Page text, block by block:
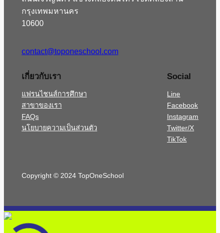
กรุงเทพมหานคร
10600
contact@toponeschool.com
เกี่ยวกับเรา
แฟรนไชนส์การศึกษา
สาขาของเรา
FAQs
นโยบายความเป็นส่วนตัว
Social
Line
Facebook
Instagram
Twitter/X
TikTok
Copyright © 2024 TopOneSchool